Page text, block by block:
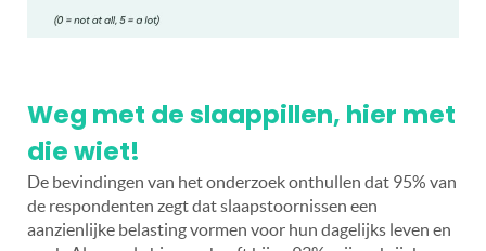
Weg met de slaappillen, hier met
die wiet!
De bevindingen van het onderzoek onthullen dat 95% van
de respondenten zegt dat slaapstoornissen een
aanzienlijke belasting vormen voor hun dagelijks leven en